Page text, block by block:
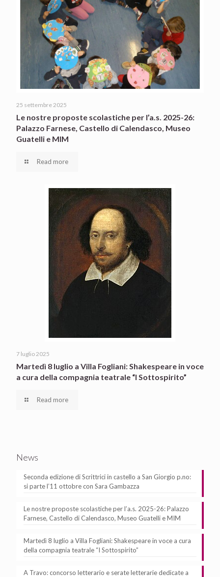
25 settembre 2025
Le nostre proposte scolastiche per l’a.s. 2025-26:
Palazzo Farnese, Castello di Calendasco, Museo
Guatelli e MIM
Read more
7 luglio 2025
Martedì 8 luglio a Villa Fogliani: Shakespeare in voce
a cura della compagnia teatrale “I Sottospirito”
Read more
News
Seconda edizione di Scrittrici in castello a San Giorgio p.no:
si parte l’11 ottobre con Sara Gambazza
Le nostre proposte scolastiche per l’a.s. 2025-26: Palazzo
Farnese, Castello di Calendasco, Museo Guatelli e MIM
Martedì 8 luglio a Villa Fogliani: Shakespeare in voce a cura
della compagnia teatrale “I Sottospirito”
A Travo: concorso letterario e serate letterarie dedicate a